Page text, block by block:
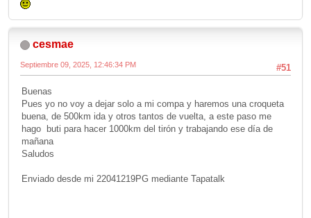
cesmae
#51
Septiembre 09, 2025, 12:46:34 PM
Buenas
Pues yo no voy a dejar solo a mi compa y haremos una croqueta
buena, de 500km ida y otros tantos de vuelta, a este paso me
hago buti para hacer 1000km del tirón y trabajando ese día de
mañana
Saludos
Enviado desde mi 22041219PG mediante Tapatalk